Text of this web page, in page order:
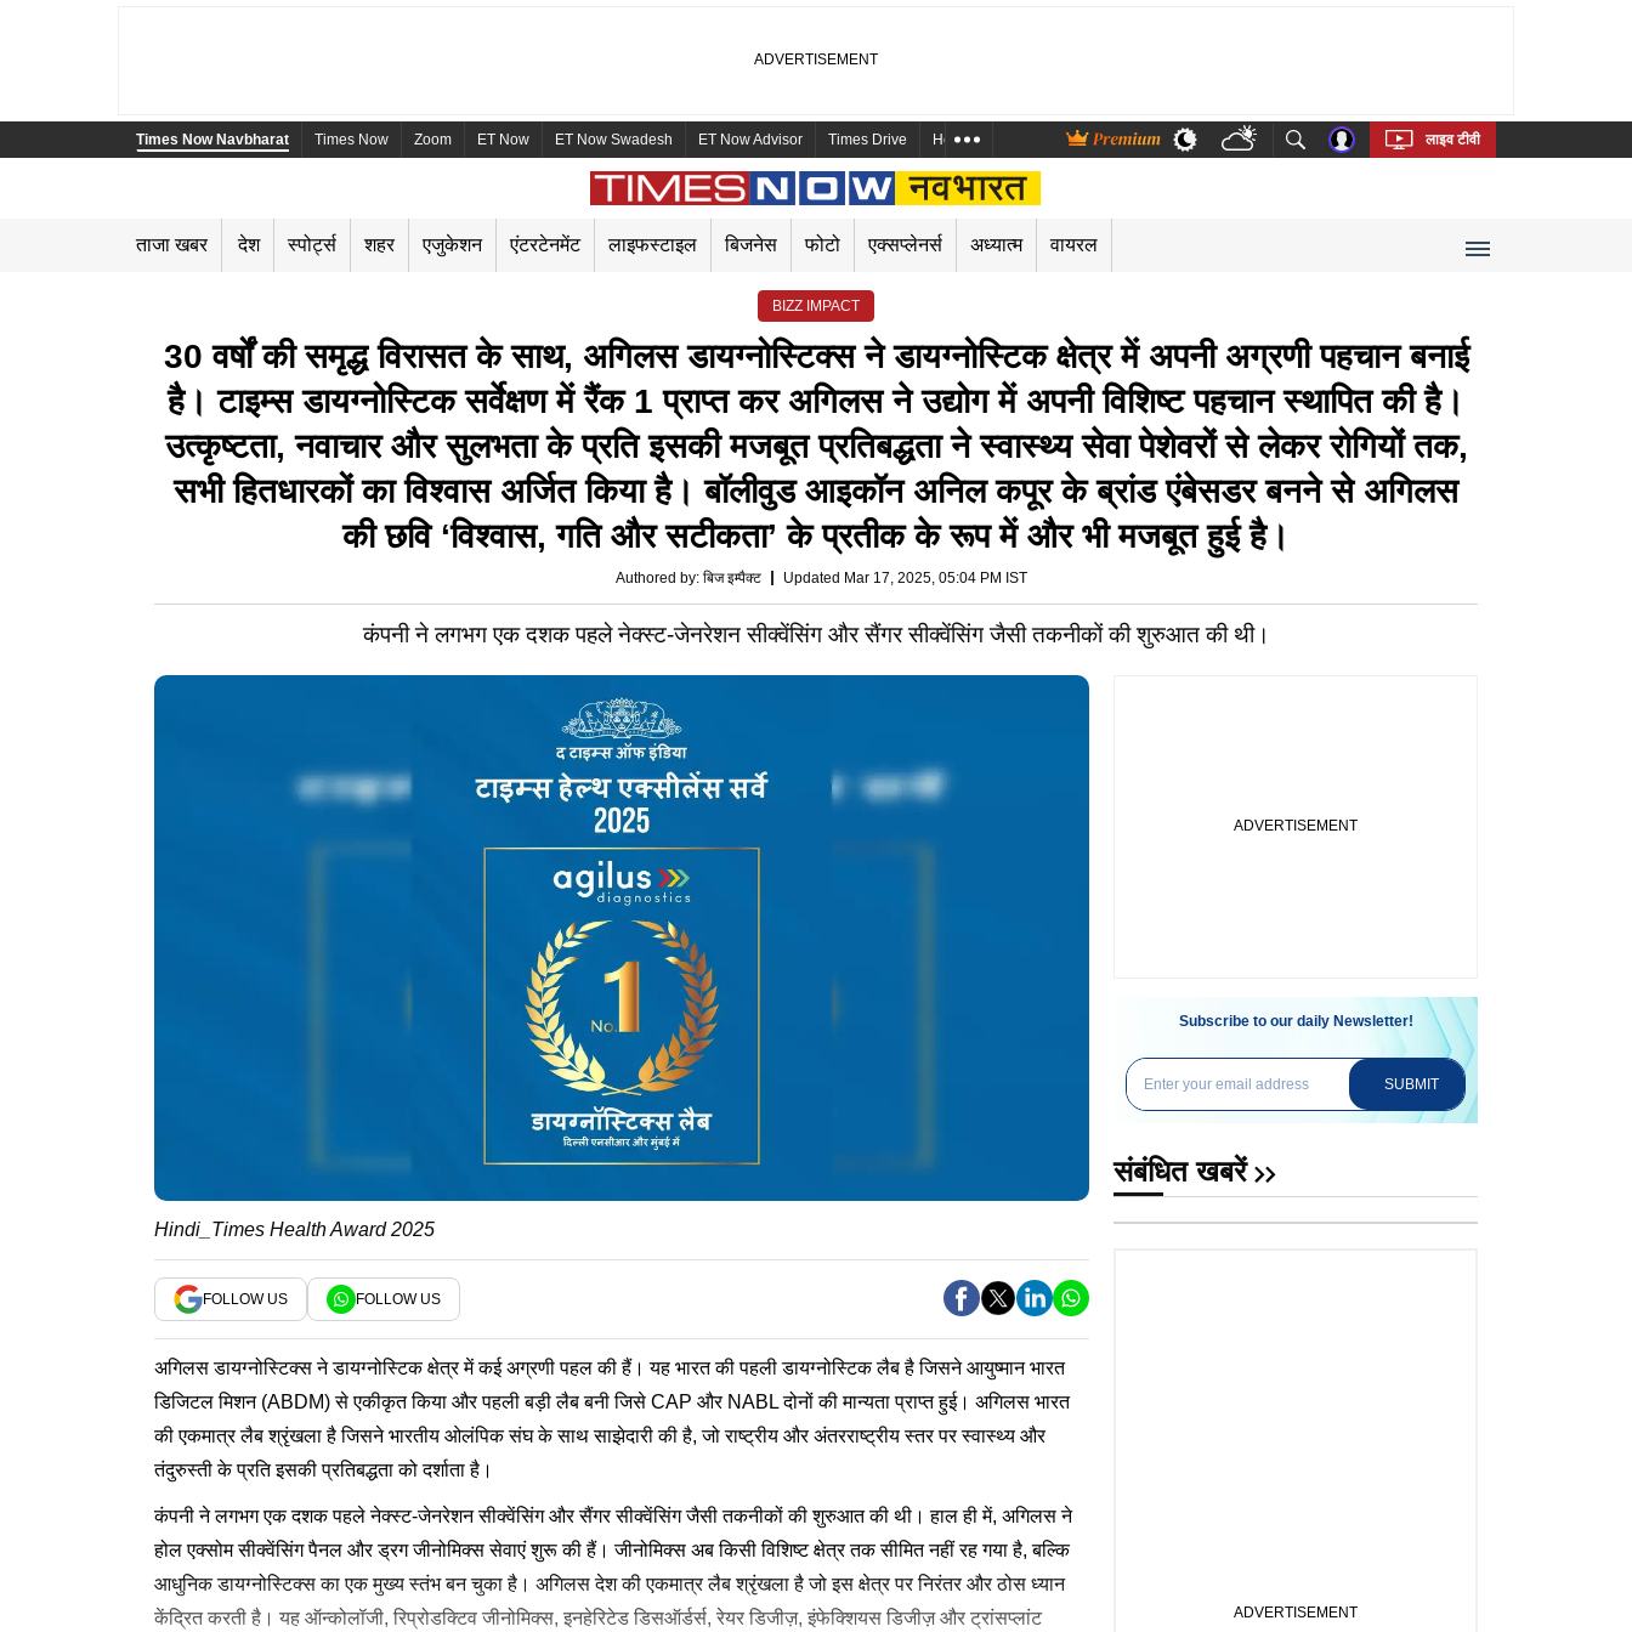
Times Now Navbharat Times Now Zoom ET Now ET Now Swadesh ET Now Advisor Times Drive Health and Me Marathi Bengali Telugu Tamil Kannada Malayalam
लाइव टीवी
ताजा खबर देश स्पोर्ट्स शहर एजुकेशन एंटरटेनमेंट लाइफस्टाइल बिजनेस फोटो एक्सप्लेनर्स अध्यात्म वायरल
BIZZ IMPACT
30 वर्षों की समृद्ध विरासत के साथ, अगिलस डायग्नोस्टिक्स ने डायग्नोस्टिक क्षेत्र में अपनी अग्रणी पहचान बनाई
है। टाइम्स डायग्नोस्टिक सर्वेक्षण में रैंक 1 प्राप्त कर अगिलस ने उद्योग में अपनी विशिष्ट पहचान स्थापित की है।
उत्कृष्टता, नवाचार और सुलभता के प्रति इसकी मजबूत प्रतिबद्धता ने स्वास्थ्य सेवा पेशेवरों से लेकर रोगियों तक,
सभी हितधारकों का विश्वास अर्जित किया है। बॉलीवुड आइकॉन अनिल कपूर के ब्रांड एंबेसडर बनने से अगिलस
की छवि ‘विश्वास, गति और सटीकता’ के प्रतीक के रूप में और भी मजबूत हुई है।
Authored by: बिज इम्पैक्ट Updated Mar 17, 2025, 05:04 PM IST
कंपनी ने लगभग एक दशक पहले नेक्स्ट-जेनरेशन सीक्वेंसिंग और सैंगर सीक्वेंसिंग जैसी तकनीकों की शुरुआत की थी।
Hindi_Times Health Award 2025
FOLLOW US FOLLOW US
अगिलस डायग्नोस्टिक्स ने डायग्नोस्टिक क्षेत्र में कई अग्रणी पहल की हैं। यह भारत की पहली डायग्नोस्टिक लैब है जिसने आयुष्मान भारत
डिजिटल मिशन (ABDM) से एकीकृत किया और पहली बड़ी लैब बनी जिसे CAP और NABL दोनों की मान्यता प्राप्त हुई। अगिलस भारत
की एकमात्र लैब श्रृंखला है जिसने भारतीय ओलंपिक संघ के साथ साझेदारी की है, जो राष्ट्रीय और अंतरराष्ट्रीय स्तर पर स्वास्थ्य और
तंदुरुस्ती के प्रति इसकी प्रतिबद्धता को दर्शाता है।
कंपनी ने लगभग एक दशक पहले नेक्स्ट-जेनरेशन सीक्वेंसिंग और सैंगर सीक्वेंसिंग जैसी तकनीकों की शुरुआत की थी। हाल ही में, अगिलस ने
होल एक्सोम सीक्वेंसिंग पैनल और ड्रग जीनोमिक्स सेवाएं शुरू की हैं। जीनोमिक्स अब किसी विशिष्ट क्षेत्र तक सीमित नहीं रह गया है, बल्कि
आधुनिक डायग्नोस्टिक्स का एक मुख्य स्तंभ बन चुका है। अगिलस देश की एकमात्र लैब श्रृंखला है जो इस क्षेत्र पर निरंतर और ठोस ध्यान
केंद्रित करती है। यह ऑन्कोलॉजी, रिप्रोडक्टिव जीनोमिक्स, इनहेरिटेड डिसऑर्डर्स, रेयर डिजीज़, इंफेक्शियस डिजीज़ और ट्रांसप्लांट
Subscribe to our daily Newsletter!
SUBMIT
संबंधित खबरें